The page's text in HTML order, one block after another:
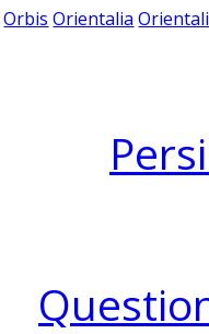
Orbis Orientalia